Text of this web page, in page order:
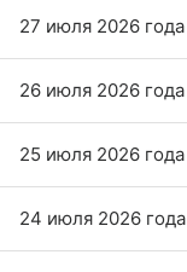
27 июля 2026 года
26 июля 2026 года
25 июля 2026 года
24 июля 2026 года